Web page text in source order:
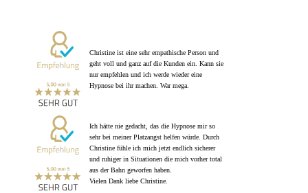
Christine ist eine sehr empathische Person und
geht voll und ganz auf die Kunden ein. Kann sie
nur empfehlen und ich werde wieder eine
Hypnose bei ihr machen. War mega.
Ich hätte nie gedacht, das die Hypnose mir so
sehr bei meiner Platzangst helfen würde. Durch
Christine fühle ich mich jetzt endlich sicherer
und ruhiger in Situationen die mich vorher total
aus der Bahn geworfen haben.
Vielen Dank liebe Christine.